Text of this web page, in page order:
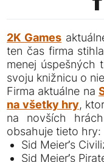
2K Games
ten čas firma
menej úspešných
svoju knižnicu o
Firma aktuálne na
na všetky hry,
na novších
obsahuje tieto hry:
Sid Meier’s
Sid Meier’s